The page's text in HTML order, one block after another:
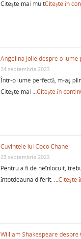
Citește mai multCitește în
Angelina Jolie despre o lume
24 septembrie 2023
Într-o lume perfectă, m-aş
Citește mai …Citește în
Cuvintele lui Coco Chanel
23 septembrie 2023
Pentru a fi de neînlocuit,
întotdeauna diferit. …Citește
William Shakespeare despre